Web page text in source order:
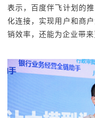
表示，百度伴飞计划的
化连接，实现用户和商
销效率，还能为企业带来